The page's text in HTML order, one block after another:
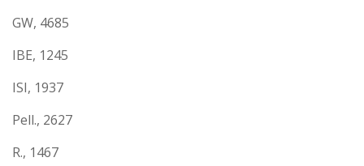
GW, 4685
IBE, 1245
ISI, 1937
Pell., 2627
R., 1467